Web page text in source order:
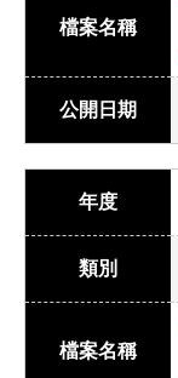
檔案名稱
公開日期
年度
類別
檔案名稱